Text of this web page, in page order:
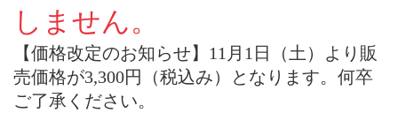
しません。
【価格改定のお知らせ】11月1日（土）より販
売価格が3,300円（税込み）となります。何卒
ご了承ください。